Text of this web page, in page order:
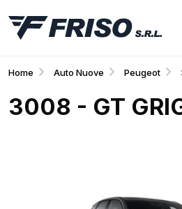
Home Auto Nuove Peugeot
3008 - GT